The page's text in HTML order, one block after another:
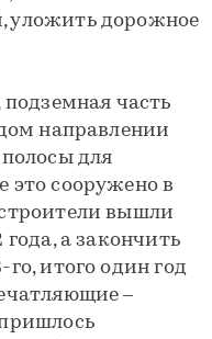
уложить дорожное
часть
направлении
для
это сооружено в
вышли
а закончить
итого один год
–